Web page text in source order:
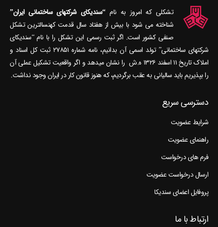
تشکلی که امروز به نام“سندیکای شرکتهای ساختمانی ایران”
شناخته می‎ شود با بیش از هفتاد سال قدمت کهنسال‎ترین تشکل
صنفی کشور است. اگر ثبت رسمی این تشکل را با نام “سندیکای
شرکتهای ساختمانی” تولد اسمی آن بدانیم، نامه شماره ۲۷۸۵۱ ثبت کل اسناد و
املاک تاریخ ۱۱ اسفند ۱۳۲۶ ه.ش را نشان می‎دهد و اگر واقعیت تشکیل عملی آن
را بپذیریم باید سالیانی به عقب برگردیم، که هنوز قانون کار در ایران وجود نداشت.
دسترسی سریع
شرایط عضویت
راهنمای عضویت
فرم های درخواست
ارسال درخواست عضویت
پروفایل اعضای سندیکا
ارتباط با ما